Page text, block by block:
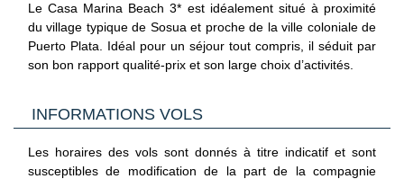
- Boutiques
- Babysitting
Le Casa Marina Beach 3* est idéalement situé à proximité
du village typique de Sosua et proche de la ville coloniale de
Puerto Plata. Idéal pour un séjour tout compris, il séduit par
son bon rapport qualité-prix et son large choix d’activités.
INFORMATIONS VOLS
Les horaires des vols sont donnés à titre indicatif et sont
susceptibles de modification de la part de la compagnie